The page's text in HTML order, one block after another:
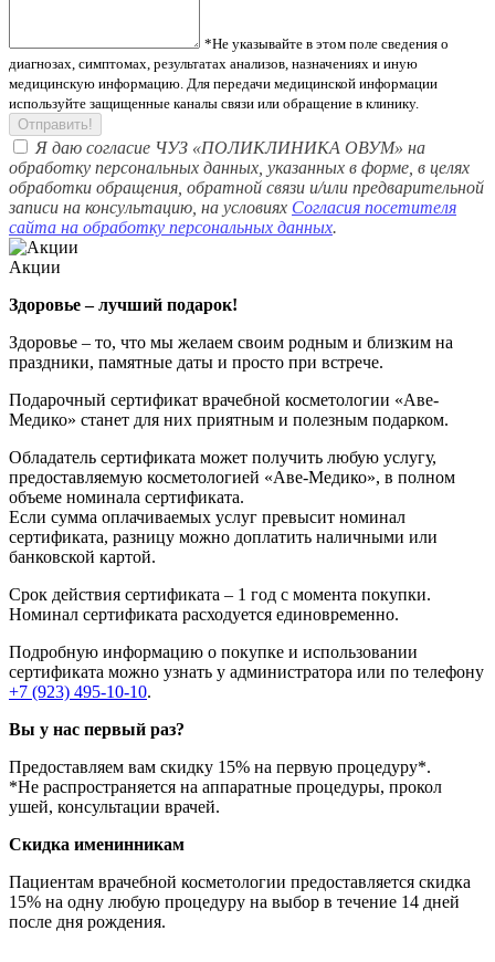
*Не указывайте в этом поле сведения о
диагнозах, симптомах, результатах анализов, назначениях и иную
медицинскую информацию. Для передачи медицинской информации
используйте защищенные каналы связи или обращение в клинику.
Отправить!
Я даю согласие ЧУЗ «ПОЛИКЛИНИКА ОВУМ» на
обработку персональных данных, указанных в форме, в целях
обработки обращения, обратной связи и/или предварительной
записи на консультацию, на условиях Согласия посетителя
сайта на обработку персональных данных.
Акции
Здоровье – лучший подарок!
Здоровье – то, что мы желаем своим родным и близким на
праздники, памятные даты и просто при встрече.
Подарочный сертификат врачебной косметологии «Аве-
Медико» станет для них приятным и полезным подарком.
Обладатель сертификата может получить любую услугу,
предоставляемую косметологией «Аве-Медико», в полном
объеме номинала сертификата.
Если сумма оплачиваемых услуг превысит номинал
сертификата, разницу можно доплатить наличными или
банковской картой.
Срок действия сертификата – 1 год с момента покупки.
Номинал сертификата расходуется единовременно.
Подробную информацию о покупке и использовании
сертификата можно узнать у администратора или по телефону
+7 (923) 495-10-10.
Вы у нас первый раз?
Предоставляем вам скидку 15% на первую процедуру*.
*Не распространяется на аппаратные процедуры, прокол
ушей, консультации врачей.
Скидка именинникам
Пациентам врачебной косметологии предоставляется скидка
15% на одну любую процедуру на выбор в течение 14 дней
после дня рождения.